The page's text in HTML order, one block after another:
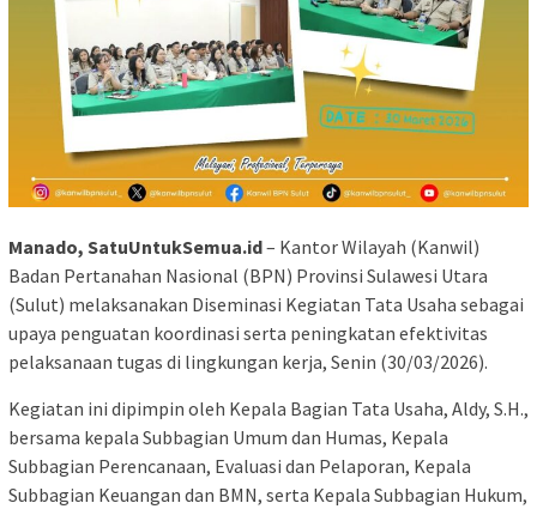
Manado, SatuUntukSemua.id– Kantor Wilayah (Kanwil)
Badan Pertanahan Nasional (BPN) Provinsi Sulawesi Utara
(Sulut) melaksanakan Diseminasi Kegiatan Tata Usaha sebagai
upaya penguatan koordinasi serta peningkatan efektivitas
pelaksanaan tugas di lingkungan kerja, Senin (30/03/2026).
Kegiatan ini dipimpin oleh Kepala Bagian Tata Usaha, Aldy, S.H.,
bersama kepala Subbagian Umum dan Humas, Kepala
Subbagian Perencanaan, Evaluasi dan Pelaporan, Kepala
Subbagian Keuangan dan BMN, serta Kepala Subbagian Hukum,